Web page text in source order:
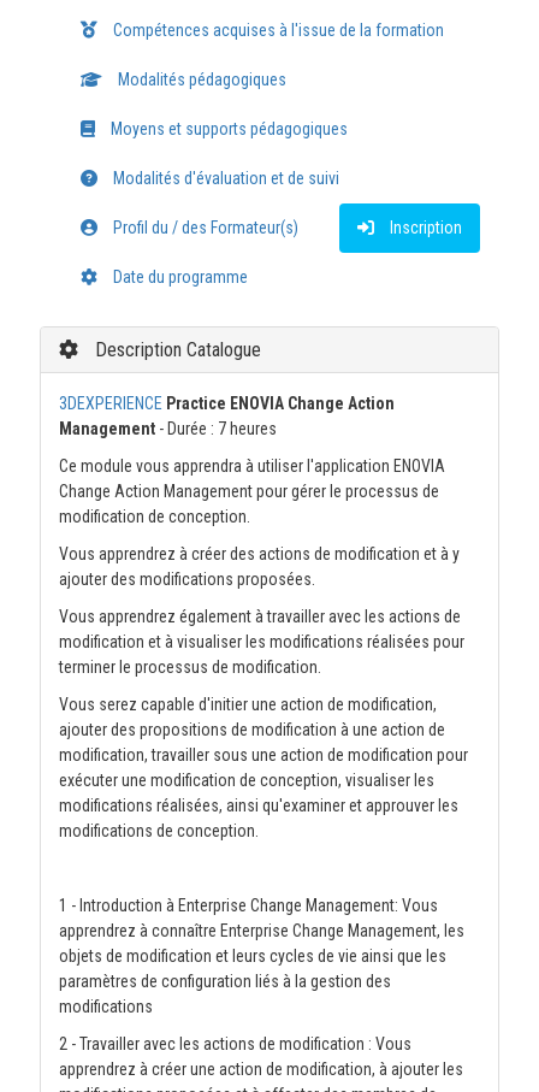
Compétences acquises à l'issue de la formation
Modalités pédagogiques
Moyens et supports pédagogiques
Modalités d'évaluation et de suivi
Profil du / des Formateur(s) Inscription
Date du programme
Description Catalogue
3DEXPERIENCE Practice ENOVIA Change Action
Management - Durée : 7 heures
Ce module vous apprendra à utiliser l'application ENOVIA
Change Action Management pour gérer le processus de
modification de conception.
Vous apprendrez à créer des actions de modification et à y
ajouter des modifications proposées.
Vous apprendrez également à travailler avec les actions de
modification et à visualiser les modifications réalisées pour
terminer le processus de modification.
Vous serez capable d'initier une action de modification,
ajouter des propositions de modification à une action de
modification, travailler sous une action de modification pour
exécuter une modification de conception, visualiser les
modifications réalisées, ainsi qu'examiner et approuver les
modifications de conception.
1 - Introduction à Enterprise Change Management: Vous
apprendrez à connaître Enterprise Change Management, les
objets de modification et leurs cycles de vie ainsi que les
paramètres de configuration liés à la gestion des
modifications
2 - Travailler avec les actions de modification : Vous
apprendrez à créer une action de modification, à ajouter les